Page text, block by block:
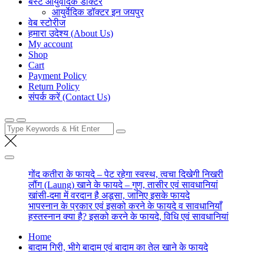
आयुर्वेदिक डॉक्टर इन जयपुर
वेब स्टोरीज
हमारा उदेश्य (About Us)
My account
Shop
Cart
Payment Policy
Return Policy
संपर्क करें (Contact Us)
Search
for:
गोंद कतीरा के फायदे – पेट रहेगा स्वस्थ, त्वचा दिखेगी निखरी
लौंग (Laung) खाने के फायदे – गुण, तासीर एवं सावधानियां
खांसी-दमा में वरदान है अडूसा, जानिए इसके फायदे
भापस्नान के प्रकार एवं इसको करने के फायदे व सावधानियाँ
हस्तस्नान क्या है? इसको करने के फायदे, विधि एवं सावधानियां
Home
बादाम गिरी, भीगे बादाम एवं बादाम का तेल खाने के फायदे